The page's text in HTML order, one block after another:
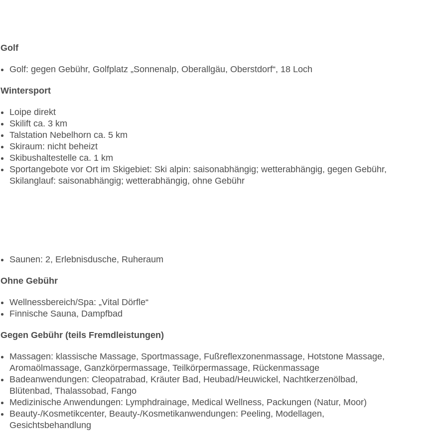
Golf
Golf: gegen Gebühr, Golfplatz „Sonnenalp, Oberallgäu, Oberstdorf“, 18 Loch
Wintersport
Loipe direkt
Skilift ca. 3 km
Talstation Nebelhorn ca. 5 km
Skiraum: nicht beheizt
Skibushaltestelle ca. 1 km
Sportangebote vor Ort im Skigebiet: Ski alpin: saisonabhängig; wetterabhängig, gegen Gebühr,
Skilanglauf: saisonabhängig; wetterabhängig, ohne Gebühr
Saunen: 2, Erlebnisdusche, Ruheraum
Ohne Gebühr
Wellnessbereich/Spa: „Vital Dörfle“
Finnische Sauna, Dampfbad
Gegen Gebühr (teils Fremdleistungen)
Massagen: klassische Massage, Sportmassage, Fußreflexzonenmassage, Hotstone Massage,
Aromaölmassage, Ganzkörpermassage, Teilkörpermassage, Rückenmassage
Badeanwendungen: Cleopatrabad, Kräuter Bad, Heubad/Heuwickel, Nachtkerzenölbad,
Blütenbad, Thalassobad, Fango
Medizinische Anwendungen: Lymphdrainage, Medical Wellness, Packungen (Natur, Moor)
Beauty-/Kosmetikcenter, Beauty-/Kosmetikanwendungen: Peeling, Modellagen,
Gesichtsbehandlung